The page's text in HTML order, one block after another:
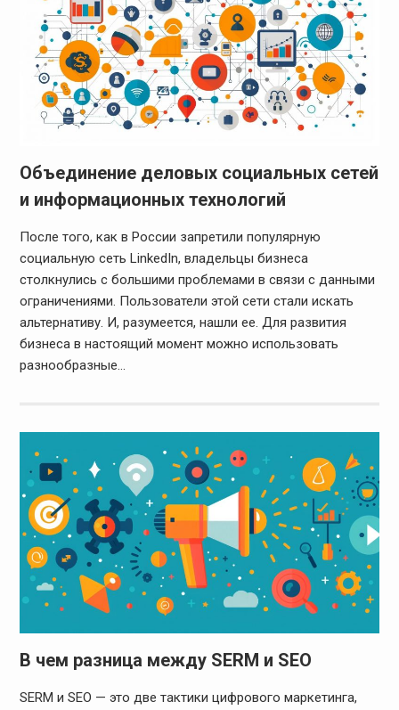
Объединение деловых социальных сетей
и информационных технологий
После того, как в России запретили популярную
социальную сеть LinkedIn, владельцы бизнеса
столкнулись с большими проблемами в связи с данными
ограничениями. Пользователи этой сети стали искать
альтернативу. И, разумеется, нашли ее. Для развития
бизнеса в настоящий момент можно использовать
разнообразные…
В чем разница между SERM и SEO
SERM и SEO — это две тактики цифрового маркетинга,